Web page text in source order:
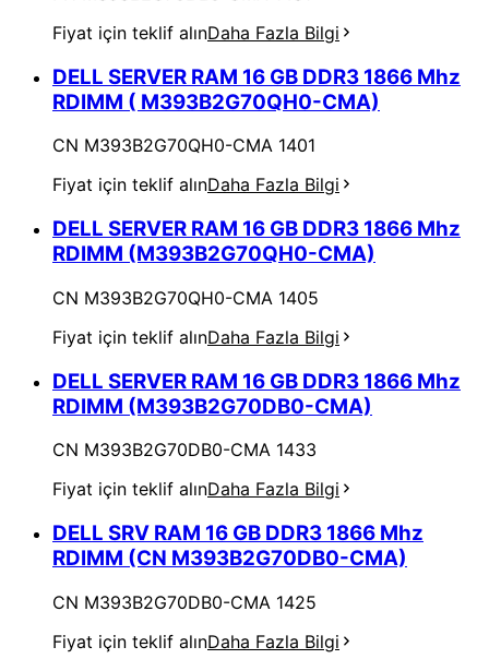
Fiyat için teklif alınDaha Fazla Bilgi
DELL SERVER RAM 16 GB DDR3 1866 Mhz
RDIMM ( M393B2G70QH0-CMA)
CN M393B2G70QH0-CMA 1401
Fiyat için teklif alınDaha Fazla Bilgi
DELL SERVER RAM 16 GB DDR3 1866 Mhz
RDIMM (M393B2G70QH0-CMA)
CN M393B2G70QH0-CMA 1405
Fiyat için teklif alınDaha Fazla Bilgi
DELL SERVER RAM 16 GB DDR3 1866 Mhz
RDIMM (M393B2G70DB0-CMA)
CN M393B2G70DB0-CMA 1433
Fiyat için teklif alınDaha Fazla Bilgi
DELL SRV RAM 16 GB DDR3 1866 Mhz
RDIMM (CN M393B2G70DB0-CMA)
CN M393B2G70DB0-CMA 1425
Fiyat için teklif alınDaha Fazla Bilgi